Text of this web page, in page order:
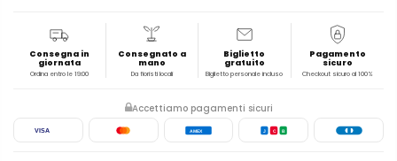
Consegna in
giornata
Ordina entro le 19:00
Consegnato a
mano
Da fioristi locali
Biglietto
gratuito
Biglietto personale incluso
Pagamento
sicuro
Checkout sicuro al 100%
Accettiamo pagamenti sicuri
VISA AMEX J C B